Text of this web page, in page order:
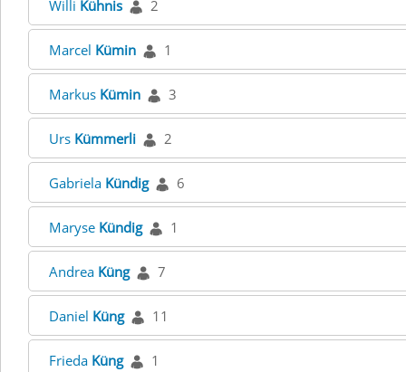
Willi Kühnis 2
Marcel Kümin 1
Markus Kümin 3
Urs Kümmerli 2
Gabriela Kündig 6
Maryse Kündig 1
Andrea Küng 7
Daniel Küng 11
Frieda Küng 1